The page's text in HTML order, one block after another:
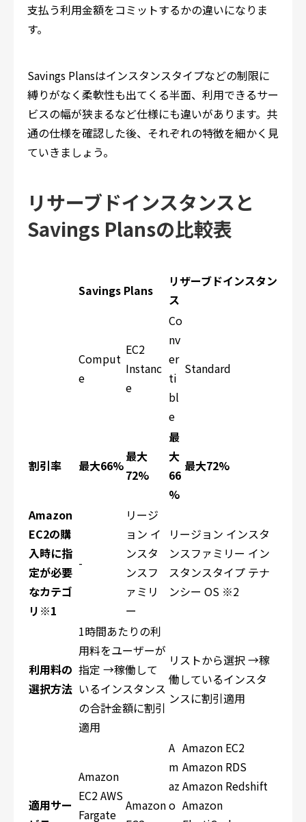
支払う利用金額をコミットするかの違いになりま
す。
Savings Plansはインスタンスタイプなどの制限に
縛りがなく柔軟性も出てくる半面、利用できるサー
ビスの幅が狭まるなど仕様にも違いがあります。共
通の仕様を確認した後、それぞれの特徴を細かく見
ていきましょう。
リサーブドインスタンスと
Savings Plansの比較表
Savings Plans
リザーブドインスタン
ス
Comput
e
EC2
Instanc
e
Co
nv
er
ti
bl
e
Standard
割引率 最大66%
最大
72%
最
大
66
%
最大72%
Amazon
EC2の購
入時に指
定が必要
なカテゴ
リ※1
-
リージ
ョン イ
ンスタ
ンスフ
ァミリ
ー
リージョン インスタ
ンスファミリー イン
スタンスタイプ テナ
ンシー OS ※2
利用料の
選択方法
1時間あたりの利
用料をユーザーが
指定 →稼働して
いるインスタンス
の合計金額に割引
適用
リストから選択 →稼
働しているインスタ
ンスに割引適用
適用サー
Amazon
EC2 AWS
Fargate
Amazon
A
m
az
o
Amazon EC2
Amazon RDS
Amazon Redshift
Amazon